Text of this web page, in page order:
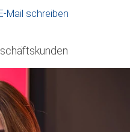
Mail schreiben